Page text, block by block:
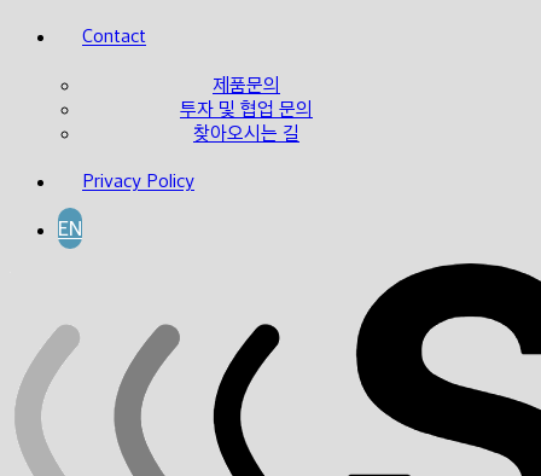
Contact
제품문의
투자 및 협업 문의
찾아오시는 길
Privacy Policy
EN